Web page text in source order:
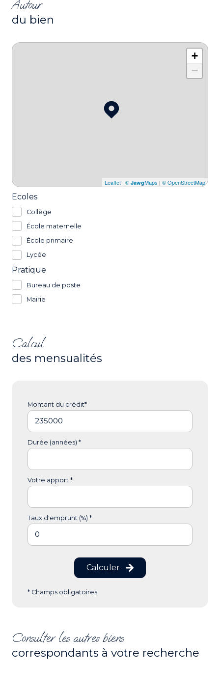
Autour
du bien
+
−
Leaflet | © JawgMaps | © OpenStreetMap
Ecoles
Collège
École maternelle
École primaire
Lycée
Pratique
Bureau de poste
Mairie
Calcul
des mensualités
Montant du crédit*
Durée (années) *
Votre apport *
Taux d'emprunt (%) *
Calculer
* Champs obligatoires
Consulter les autres biens
correspondants à votre recherche